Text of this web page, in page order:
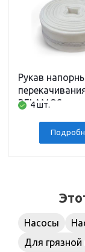
Рукав
BELAMOS
4 шт.
Насосы
Для